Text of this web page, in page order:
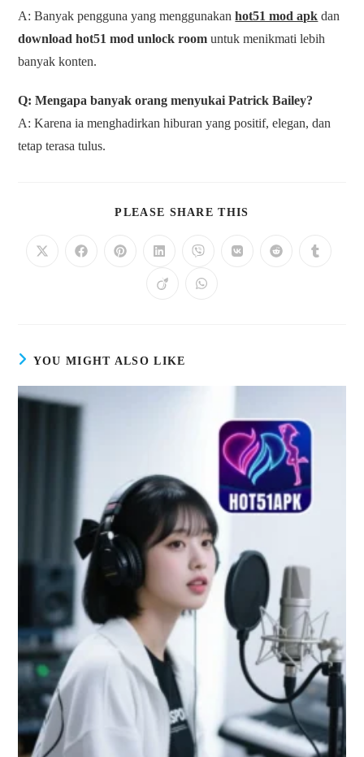
A: Banyak pengguna yang menggunakanhot51 mod apk dan
download hot51 mod unlock room untuk menikmati lebih
banyak konten.
Q: Mengapa banyak orang menyukai Patrick Bailey?
A: Karena ia menghadirkan hiburan yang positif, elegan, dan
tetap terasa tulus.
PLEASE SHARE THIS
YOU MIGHT ALSO LIKE